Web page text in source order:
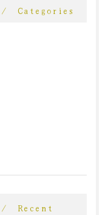
Categories
Recent